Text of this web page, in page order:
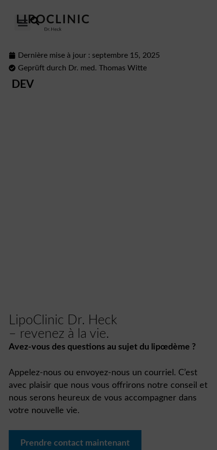
Dernière mise à jour : septembre 15, 2025
Geprüft durch Dr. med. Thomas Witte
DEV
LipoClinic Dr. Heck
– revenez à la vie.
Avez-vous des questions au sujet du lipœdème ?
Appelez-nous ou envoyez-nous un courriel. C’est
avec plaisir que nous vous offrirons notre conseil et
nous serons heureux de vous accompagner dans
votre nouvelle vie.
Prendre contact maintenant